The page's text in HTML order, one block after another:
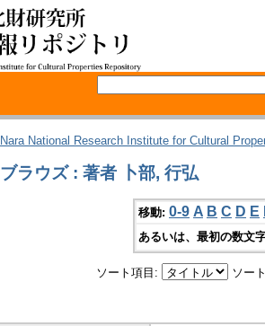
Nara National Research Institute for Cultural
ブラウズ : 著者 卜部, 行弘
移動: 0-9 A B C D E
あるいは、最初の数文
ソート項目: ソー